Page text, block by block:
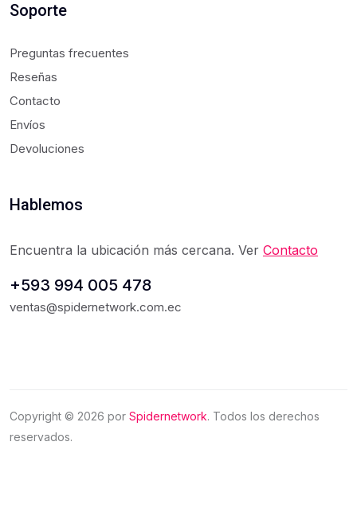
Soporte
Preguntas frecuentes
Reseñas
Contacto
Envíos
Devoluciones
Hablemos
Encuentra la ubicación más cercana. Ver Contacto
+593 994 005 478
ventas@spidernetwork.com.ec
Copyright © 2026 por Spidernetwork. Todos los derechos
reservados.